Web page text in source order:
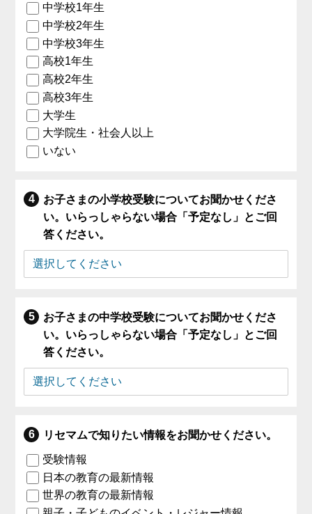
中学校1年生
中学校2年生
中学校3年生
高校1年生
高校2年生
高校3年生
大学生
大学院生・社会人以上
いない
お子さまの小学校受験についてお聞かせくださ
い。いらっしゃらない場合「予定なし」とご回
答ください。
お子さまの中学校受験についてお聞かせくださ
い。いらっしゃらない場合「予定なし」とご回
答ください。
リセマムで知りたい情報をお聞かせください。
受験情報
日本の教育の最新情報
世界の教育の最新情報